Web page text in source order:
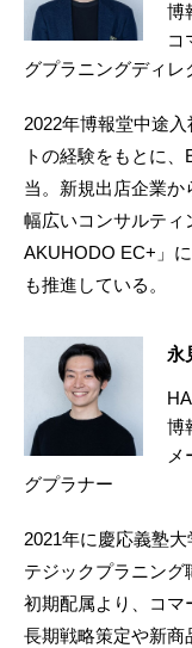
博
コ
グプラニングディレ
2022年博報堂中途
トの経験をもとに
当。新規出店企業
幅広いコンサルティ
AKUHODO EC+」
も推進している。
永
博
グプラナー
2021年に慶応義塾
テジックプラニング
初期配属より、コマ
長期戦略策定や新商